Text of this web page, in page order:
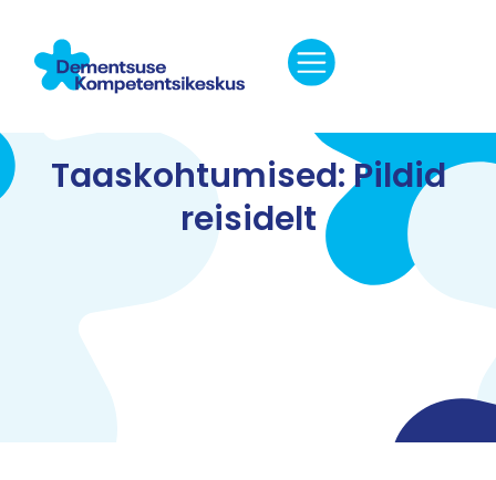
Taaskohtumised: Pildid
reisidelt